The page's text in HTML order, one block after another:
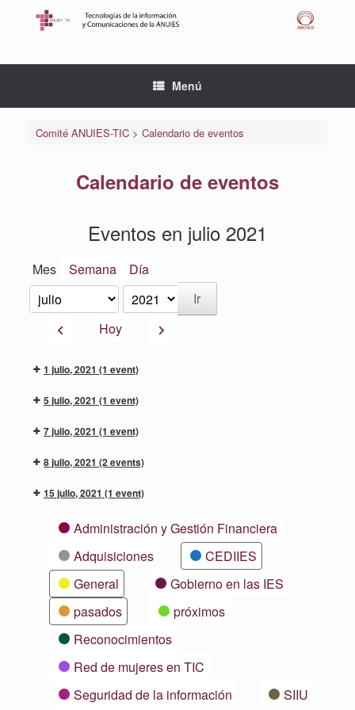
Menú
Comité ANUIES-TIC> Calendario de eventos
Calendario de eventos
Eventos en julio 2021
Mes Semana Día
Mes
Año
AnteriorHoy Siguiente
1 julio, 2021 (1 event)
5 julio, 2021 (1 event)
7 julio, 2021 (1 event)
8 julio, 2021 (2 events)
15 julio, 2021 (1 event)
CategoríasAdministración y Gestión Financiera
Adquisiciones
CEDIIES
General
Gobierno en las IES
pasados
próximos
Reconocimientos
Red de mujeres en TIC
Seguridad de la información
SIIU